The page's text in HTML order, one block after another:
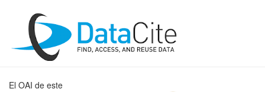
El OAI de este